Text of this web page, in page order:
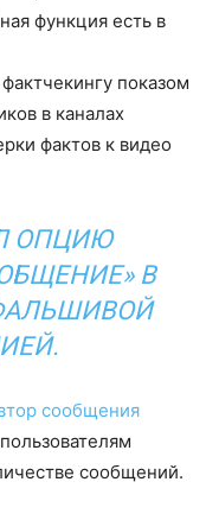
функция есть в
показом
в каналах
фактов к видео
ОПЦИЮ
В
сообщения
сообщений.